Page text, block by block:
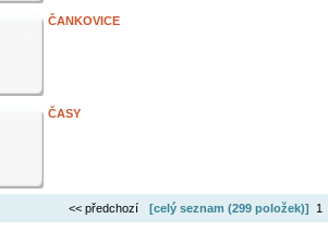
ČANKOVICE
ČASY
<< předchozí [celý seznam (299 položek)] 1